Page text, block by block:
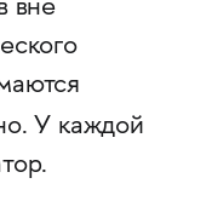
вне
У каждой